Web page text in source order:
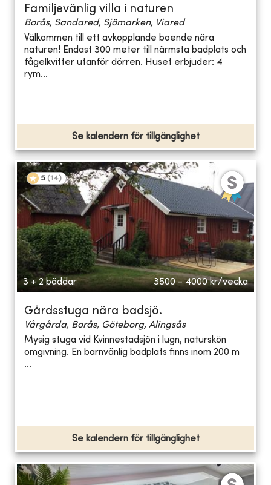
Familjevänlig villa i naturen
Borås, Sandared, Sjömarken, Viared
Välkommen till ett avkopplande boende nära
naturen! Endast 300 meter till närmsta badplats och
fågelkvitter utanför dörren. Huset erbjuder: 4
rym...
Se kalendern för tillgänglighet
5 (14)
3 + 2 bäddar 3500 - 4000 kr/vecka
Gårdsstuga nära badsjö.
Vårgårda, Borås, Göteborg, Alingsås
Mysig stuga vid Kvinnestadsjön i lugn, naturskön
omgivning. En barnvänlig badplats finns inom 200 m
...
Se kalendern för tillgänglighet